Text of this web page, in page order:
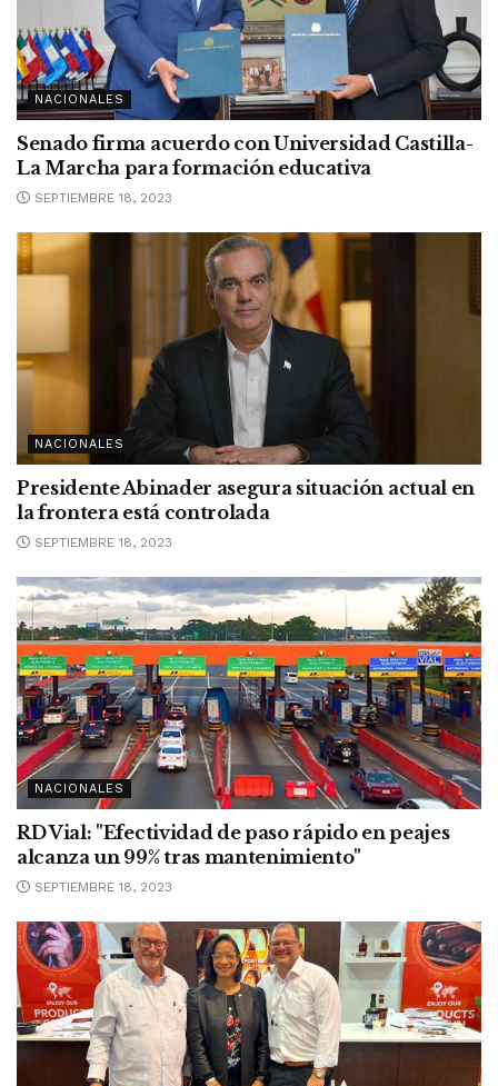
NACIONALES
Senado firma acuerdo con Universidad Castilla-
La Marcha para formación educativa
SEPTIEMBRE 18, 2023
NACIONALES
Presidente Abinader asegura situación actual en
la frontera está controlada
SEPTIEMBRE 18, 2023
NACIONALES
RD Vial: "Efectividad de paso rápido en peajes
alcanza un 99% tras mantenimiento"
SEPTIEMBRE 18, 2023